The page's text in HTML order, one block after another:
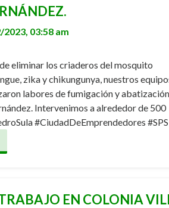
2023, 03:58 am
eliminar los criaderos del mosquito
zika y chikungunya, nuestros
labores de fumigación y
Intervenimos a alrededor de 500
#CiudadDeEmprendedores
EN COLONIA